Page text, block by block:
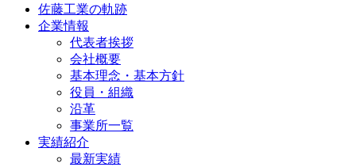
佐藤工業の軌跡
企業情報
代表者挨拶
会社概要
基本理念・基本方針
役員・組織
沿革
事業所一覧
実績紹介
最新実績